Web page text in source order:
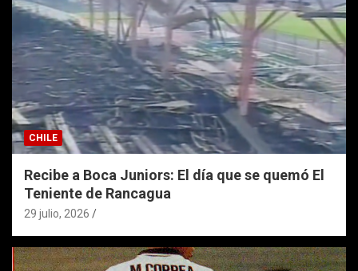
CHILE
Recibe a Boca Juniors: El día que se quemó El
Teniente de Rancagua
29 julio, 2026